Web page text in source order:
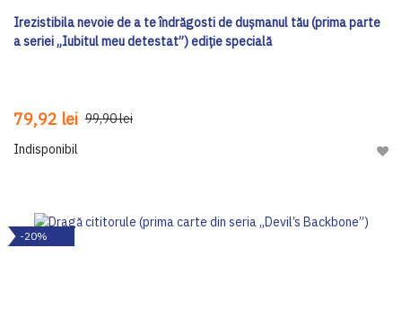
Irezistibila nevoie de a te îndrăgosti de dușmanul tău (prima parte
a seriei „Iubitul meu detestat”) ediţie specială
79,92 lei 99,90 lei
Indisponibil
-20%